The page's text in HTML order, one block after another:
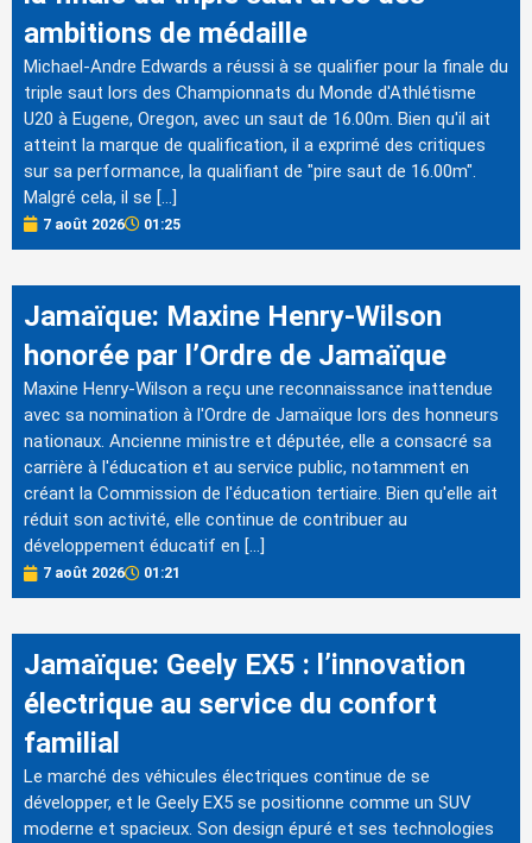
ambitions de médaille
Michael-Andre Edwards a réussi à se qualifier pour la finale du
triple saut lors des Championnats du Monde d'Athlétisme
U20 à Eugene, Oregon, avec un saut de 16.00m. Bien qu'il ait
atteint la marque de qualification, il a exprimé des critiques
sur sa performance, la qualifiant de "pire saut de 16.00m".
Malgré cela, il se […]
7 août 2026 01:25
Jamaïque: Maxine Henry-Wilson
honorée par l’Ordre de Jamaïque
Maxine Henry-Wilson a reçu une reconnaissance inattendue
avec sa nomination à l'Ordre de Jamaïque lors des honneurs
nationaux. Ancienne ministre et députée, elle a consacré sa
carrière à l'éducation et au service public, notamment en
créant la Commission de l'éducation tertiaire. Bien qu'elle ait
réduit son activité, elle continue de contribuer au
développement éducatif en […]
7 août 2026 01:21
Jamaïque: Geely EX5 : l’innovation
électrique au service du confort
familial
Le marché des véhicules électriques continue de se
développer, et le Geely EX5 se positionne comme un SUV
moderne et spacieux. Son design épuré et ses technologies